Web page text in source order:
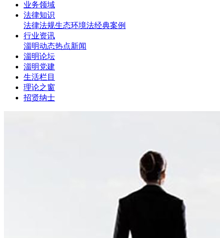
业务领域
法律知识
法律法规生态环境法经典案例
行业资讯
淄明动态热点新闻
淄明论坛
淄明党建
生活栏目
理论之窗
招贤纳士